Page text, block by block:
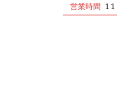
営業時間